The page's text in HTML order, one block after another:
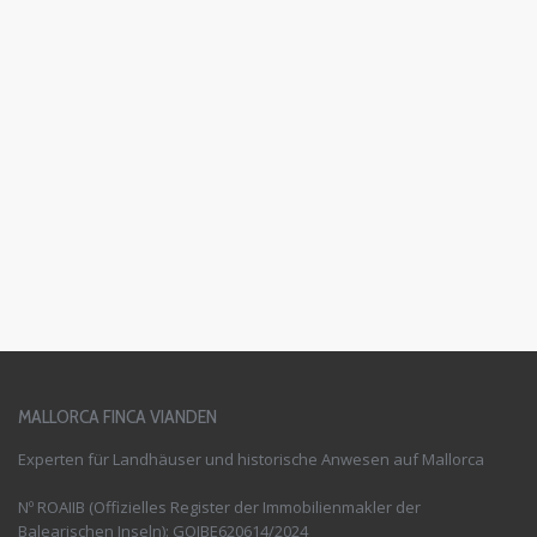
MALLORCA FINCA VIANDEN
Experten für Landhäuser und historische Anwesen auf Mallorca
Nº ROAIIB (Offizielles Register der Immobilienmakler der
Balearischen Inseln): GOIBE620614/2024